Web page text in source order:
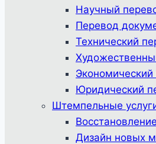
Научный
Перевод
Технический
Экономический
Юридический
Штемпельные
Дизайн новых